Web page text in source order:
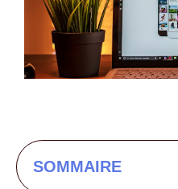
SOMMAIRE